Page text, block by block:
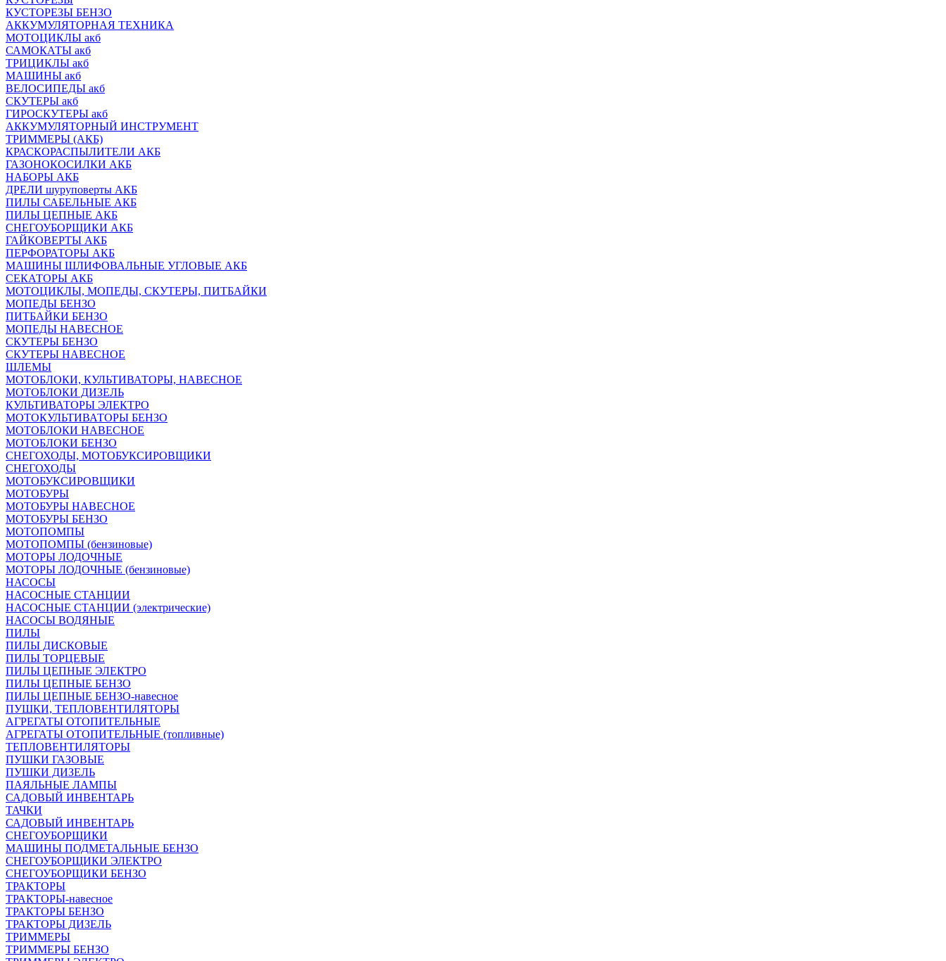
КУСТОРЕЗЫ БЕНЗО
АККУМУЛЯТОРНАЯ ТЕХНИКА
МОТОЦИКЛЫ акб
САМОКАТЫ акб
ТРИЦИКЛЫ акб
МАШИНЫ акб
ВЕЛОСИПЕДЫ акб
СКУТЕРЫ акб
ГИРОСКУТЕРЫ акб
АККУМУЛЯТОРНЫЙ ИНСТРУМЕНТ
ТРИММЕРЫ (АКБ)
КРАСКОРАСПЫЛИТЕЛИ АКБ
ГАЗОНОКОСИЛКИ АКБ
НАБОРЫ АКБ
ДРЕЛИ шуруповерты АКБ
ПИЛЫ САБЕЛЬНЫЕ АКБ
ПИЛЫ ЦЕПНЫЕ АКБ
СНЕГОУБОРЩИКИ АКБ
ГАЙКОВЕРТЫ АКБ
ПЕРФОРАТОРЫ АКБ
МАШИНЫ ШЛИФОВАЛЬНЫЕ УГЛОВЫЕ АКБ
СЕКАТОРЫ АКБ
МОТОЦИКЛЫ, МОПЕДЫ, СКУТЕРЫ, ПИТБАЙКИ
МОПЕДЫ БЕНЗО
ПИТБАЙКИ БЕНЗО
МОПЕДЫ НАВЕСНОЕ
СКУТЕРЫ БЕНЗО
СКУТЕРЫ НАВЕСНОЕ
ШЛЕМЫ
МОТОБЛОКИ, КУЛЬТИВАТОРЫ, НАВЕСНОЕ
МОТОБЛОКИ ДИЗЕЛЬ
КУЛЬТИВАТОРЫ ЭЛЕКТРО
МОТОКУЛЬТИВАТОРЫ БЕНЗО
МОТОБЛОКИ НАВЕСНОЕ
МОТОБЛОКИ БЕНЗО
СНЕГОХОДЫ, МОТОБУКСИРОВЩИКИ
СНЕГОХОДЫ
МОТОБУКСИРОВЩИКИ
МОТОБУРЫ
МОТОБУРЫ НАВЕСНОЕ
МОТОБУРЫ БЕНЗО
МОТОПОМПЫ
МОТОПОМПЫ (бензиновые)
МОТОРЫ ЛОДОЧНЫЕ
МОТОРЫ ЛОДОЧНЫЕ (бензиновые)
НАСОСЫ
НАСОСНЫЕ СТАНЦИИ
НАСОСНЫЕ СТАНЦИИ (электрические)
НАСОСЫ ВОДЯНЫЕ
ПИЛЫ
ПИЛЫ ДИСКОВЫЕ
ПИЛЫ ТОРЦЕВЫЕ
ПИЛЫ ЦЕПНЫЕ ЭЛЕКТРО
ПИЛЫ ЦЕПНЫЕ БЕНЗО
ПИЛЫ ЦЕПНЫЕ БЕНЗО-навесное
ПУШКИ, ТЕПЛОВЕНТИЛЯТОРЫ
АГРЕГАТЫ ОТОПИТЕЛЬНЫЕ
АГРЕГАТЫ ОТОПИТЕЛЬНЫЕ (топливные)
ТЕПЛОВЕНТИЛЯТОРЫ
ПУШКИ ГАЗОВЫЕ
ПУШКИ ДИЗЕЛЬ
ПАЯЛЬНЫЕ ЛАМПЫ
САДОВЫЙ ИНВЕНТАРЬ
ТАЧКИ
САДОВЫЙ ИНВЕНТАРЬ
СНЕГОУБОРЩИКИ
МАШИНЫ ПОДМЕТАЛЬНЫЕ БЕНЗО
СНЕГОУБОРЩИКИ ЭЛЕКТРО
СНЕГОУБОРЩИКИ БЕНЗО
ТРАКТОРЫ
ТРАКТОРЫ-навесное
ТРАКТОРЫ БЕНЗО
ТРАКТОРЫ ДИЗЕЛЬ
ТРИММЕРЫ
ТРИММЕРЫ БЕНЗО